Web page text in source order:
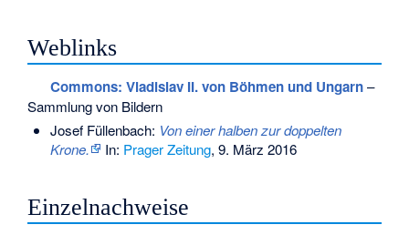
Weblinks
Commons: Vladislav II. von Böhmen und Ungarn–
Sammlung von Bildern
Josef Füllenbach: Von einer halben zur doppelten
Krone.
In: Prager Zeitung, 9. März 2016
Einzelnachweise